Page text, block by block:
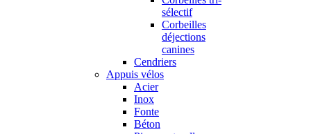
sélectif
Corbeilles
déjections
canines
Cendriers
Appuis vélos
Acier
Inox
Fonte
Béton